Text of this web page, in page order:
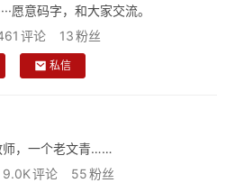
愿意码字，和大家交流。
评论 13粉丝
私信
师，一个老文青……
9.0K评论 55粉丝